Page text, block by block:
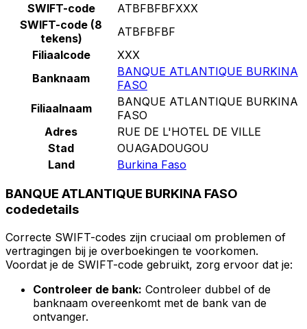
SWIFT-code
ATBFBFBFXXX
SWIFT-code (8
tekens)
ATBFBFBF
Filiaalcode
XXX
Banknaam
BANQUE ATLANTIQUE BURKINA
FASO
Filiaalnaam
BANQUE ATLANTIQUE BURKINA
FASO
Adres
RUE DE L'HOTEL DE VILLE
Stad
OUAGADOUGOU
Land
Burkina Faso
BANQUE ATLANTIQUE BURKINA FASO
codedetails
Correcte SWIFT-codes zijn cruciaal om problemen of
vertragingen bij je overboekingen te voorkomen.
Voordat je de SWIFT-code gebruikt, zorg ervoor dat je:
Controleer de bank: Controleer dubbel of de
banknaam overeenkomt met de bank van de
ontvanger.